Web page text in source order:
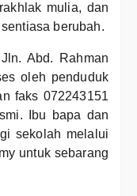
mulia, dan
berubah.
Abd. Rahman
oleh penduduk
faks 072243151
Ibu bapa dan
sekolah melalui
untuk sebarang